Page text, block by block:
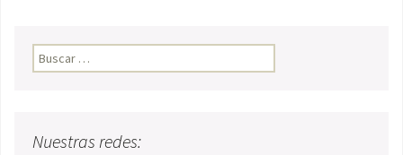
Buscar:
Nuestras redes: